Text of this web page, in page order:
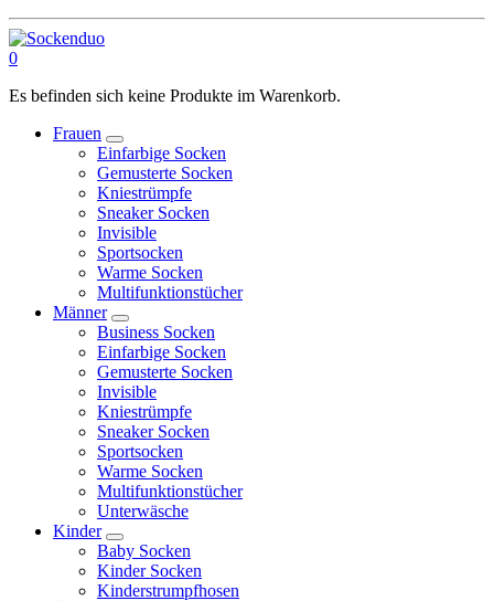
0
Es befinden sich keine Produkte im Warenkorb.
Frauen
Einfarbige Socken
Gemusterte Socken
Kniestrümpfe
Sneaker Socken
Invisible
Sportsocken
Warme Socken
Multifunktionstücher
Männer
Business Socken
Einfarbige Socken
Gemusterte Socken
Invisible
Kniestrümpfe
Sneaker Socken
Sportsocken
Warme Socken
Multifunktionstücher
Unterwäsche
Kinder
Baby Socken
Kinder Socken
Kinderstrumpfhosen